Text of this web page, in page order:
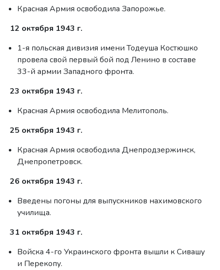
Красная Армия освободила Запорожье.
12 октября 1943 г.
1-я польская дивизия имени Тодеуша Костюшко
провела свой первый бой под Ленино в составе
33-й армии Западного фронта.
23 октября 1943 г.
Красная Армия освободила Мелитополь.
25 октября 1943 г.
Красная Армия освободила Днепродзержинск,
Днепропетровск.
26 октября 1943 г.
Введены погоны для выпускников нахимовского
училища.
31 октября 1943 г.
Войска 4-го Украинского фронта вышли к Сивашу
и Перекопу.